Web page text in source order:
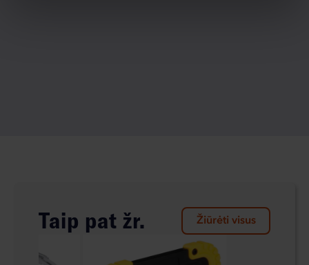
Taip pat žr. Žiūrėti visus